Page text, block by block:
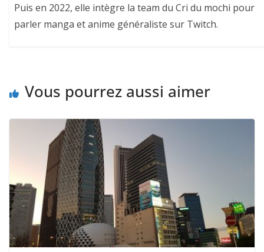
Puis en 2022, elle intègre la team du Cri du mochi pour
parler manga et anime généraliste sur Twitch.
Vous pourrez aussi aimer